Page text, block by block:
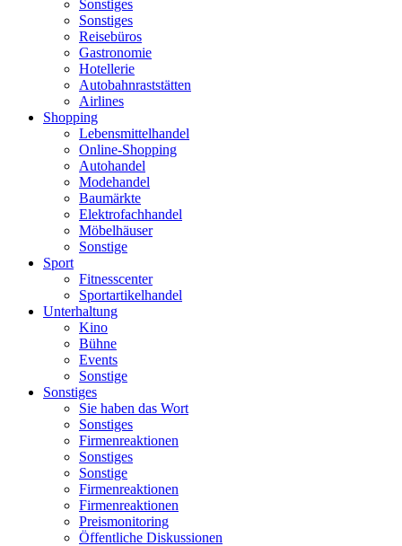
Sonstiges
Sonstiges
Reisebüros
Gastronomie
Hotellerie
Autobahnraststätten
Airlines
Shopping
Lebensmittelhandel
Online-Shopping
Autohandel
Modehandel
Baumärkte
Elektrofachhandel
Möbelhäuser
Sonstige
Sport
Fitnesscenter
Sportartikelhandel
Unterhaltung
Kino
Bühne
Events
Sonstige
Sonstiges
Sie haben das Wort
Sonstiges
Firmenreaktionen
Sonstiges
Sonstige
Firmenreaktionen
Firmenreaktionen
Preismonitoring
Öffentliche Diskussionen